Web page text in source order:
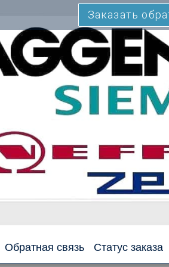
Заказать
Обратная связь Статус заказа